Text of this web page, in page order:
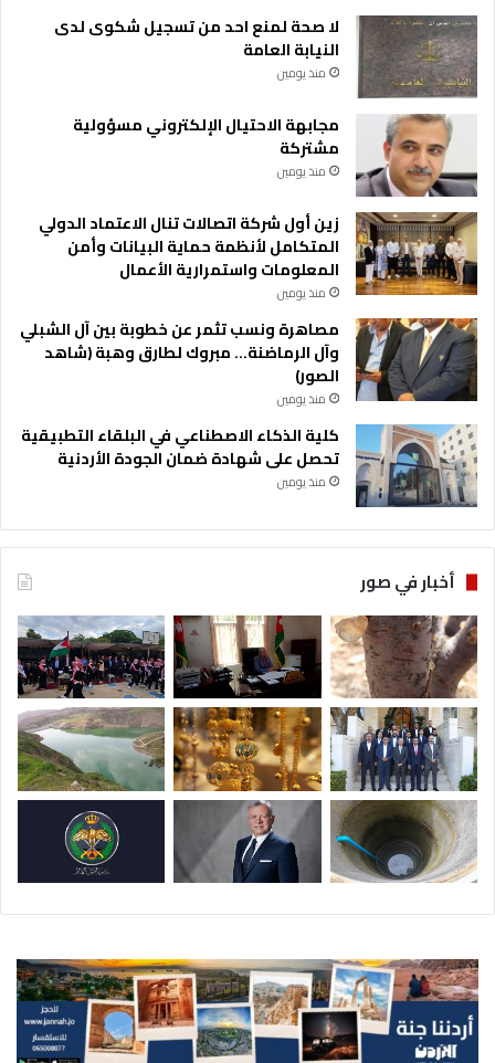
لا صحة لمنع احد من تسجيل شكوى لدى
النيابة العامة
منذ يومين
مجابهة الاحتيال الإلكتروني مسؤولية
مشتركة
منذ يومين
زين أول شركة اتصالات تنال الاعتماد الدولي
المتكامل لأنظمة حماية البيانات وأمن
المعلومات واستمرارية الأعمال
منذ يومين
مصاهرة ونسب تثمر عن خطوبة بين آل الشبلي
وآل الرماضنة… مبروك لطارق وهبة (شاهد
الصور)
منذ يومين
كلية الذكاء الاصطناعي في البلقاء التطبيقية
تحصل على شهادة ضمان الجودة الأردنية
منذ يومين
أخبار في صور